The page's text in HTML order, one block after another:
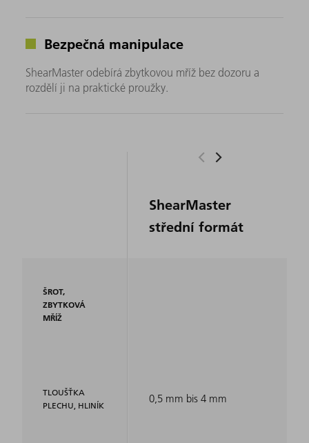
Bezpečná manipulace
ShearMaster odebírá zbytkovou mříž bez dozoru a
rozdělí ji na praktické proužky.
ŠROT,
ZBYTKOVÁ
MŘÍŽ
TLOUŠŤKA
PLECHU, HLINÍK
ShearMaster
střední formát
0,5 mm bis 4 mm